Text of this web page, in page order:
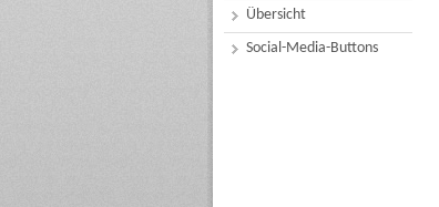
Übersicht
Social-Media-Buttons